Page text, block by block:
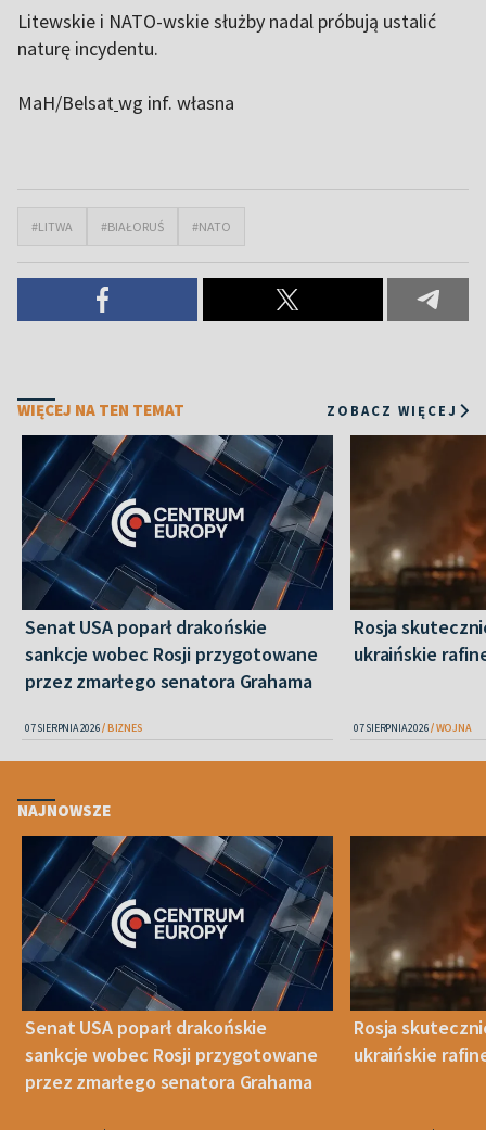
Litewskie i NATO-wskie służby nadal próbują ustalić
naturę incydentu.
MaH/Belsatwg inf. własna
#LITWA #BIAŁORUŚ #NATO
WIĘCEJ NA TEN TEMAT ZOBACZ WIĘCEJ
Senat USA poparł drakońskie
sankcje wobec Rosji przygotowane
przez zmarłego senatora Grahama
07 SIERPNIA 2026 BIZNES
Rosja
ukraińskie
07 SIERPNIA 2026 WOJNA
NAJNOWSZE
Senat USA poparł drakońskie
sankcje wobec Rosji przygotowane
przez zmarłego senatora Grahama
Rosja
ukraińskie